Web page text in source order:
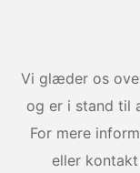
Vi glæder os
og er i stand til
For mere
eller